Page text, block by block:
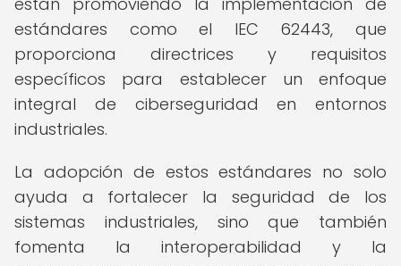
estándares como el IEC 62443, que
proporciona directrices y requisitos
específicos para establecer un enfoque
integral de ciberseguridad en entornos
industriales.
La adopción de estos estándares no solo
ayuda a fortalecer la seguridad de los
sistemas industriales, sino que también
fomenta la interoperabilidad y la